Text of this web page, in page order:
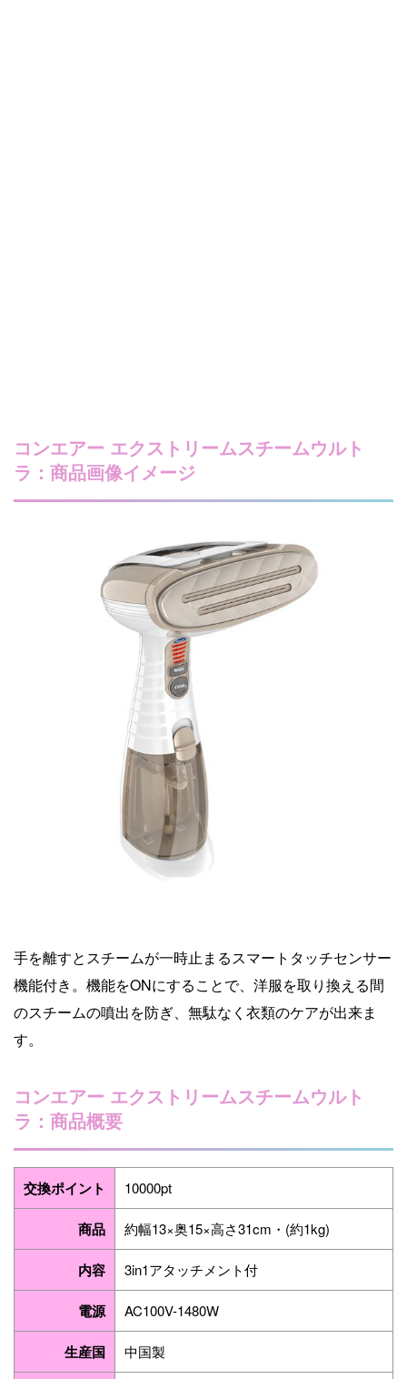
コンエアー エクストリームスチームウルト
ラ：商品画像イメージ
手を離すとスチームが一時止まるスマートタッチセンサー
機能付き。機能をONにすることで、洋服を取り換える間
のスチームの噴出を防ぎ、無駄なく衣類のケアが出来ま
す。
コンエアー エクストリームスチームウルト
ラ：商品概要
交換ポイント 10000pt
商品 約幅13×奥15×高さ31cm・(約1kg)
内容 3in1アタッチメント付
電源 AC100V-1480W
生産国 中国製